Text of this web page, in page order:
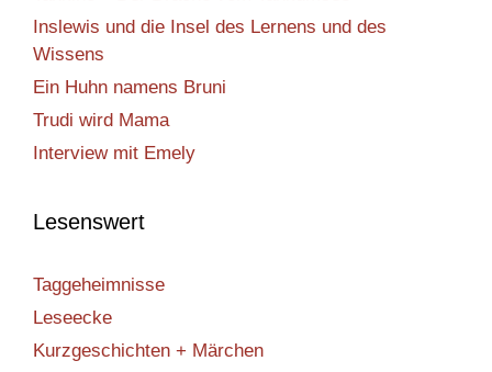
Inslewis und die Insel des Lernens und des
Wissens
Ein Huhn namens Bruni
Trudi wird Mama
Interview mit Emely
Lesenswert
Taggeheimnisse
Leseecke
Kurzgeschichten + Märchen